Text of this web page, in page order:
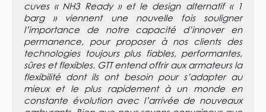
cuves « NH3 Ready » et le design alternatif « 1
barg » viennent une nouvelle fois souligner
l’importance de notre capacité d’innover en
permanence, pour proposer à nos clients des
technologies toujours plus fiables, performantes,
sûres et flexibles. GTT entend offrir aux armateurs la
flexibilité dont ils ont besoin pour s’adapter au
mieux et le plus rapidement à un monde en
constante évolution avec l’arrivée de nouveaux